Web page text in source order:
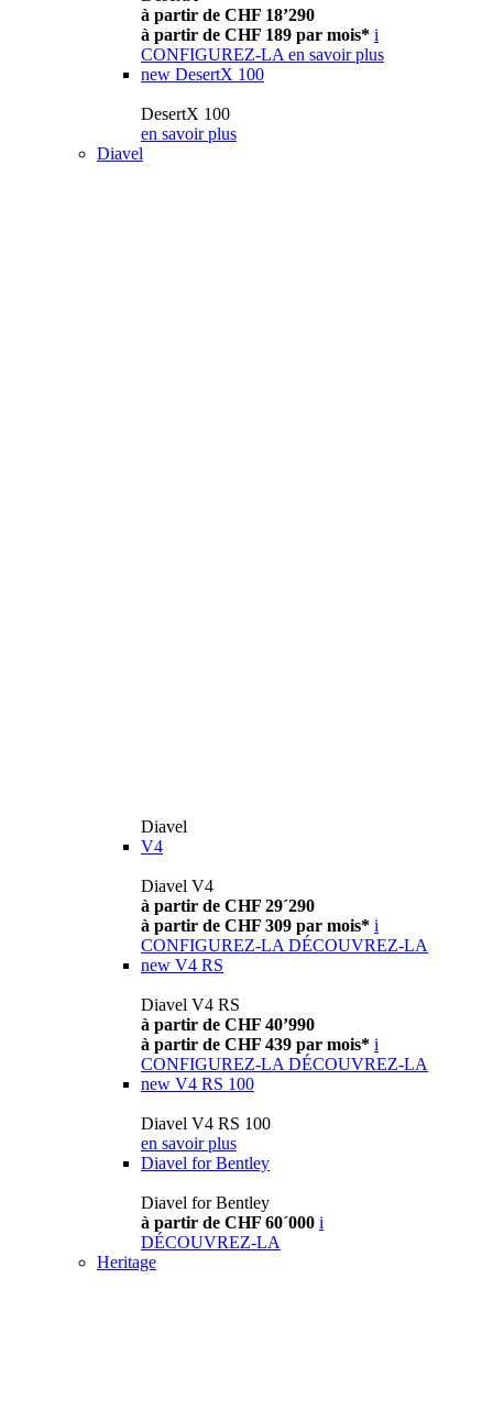
à partir de CHF 18’290
à partir de CHF 189 par mois* i
CONFIGUREZ-LA en savoir plus
new DesertX 100
DesertX 100
en savoir plus
Diavel
Diavel
V4
Diavel V4
à partir de CHF 29´290
à partir de CHF 309 par mois* i
CONFIGUREZ-LA DÉCOUVREZ-LA
new V4 RS
Diavel V4 RS
à partir de CHF 40’990
à partir de CHF 439 par mois* i
CONFIGUREZ-LA DÉCOUVREZ-LA
new V4 RS 100
Diavel V4 RS 100
en savoir plus
Diavel for Bentley
Diavel for Bentley
à partir de CHF 60´000 i
DÉCOUVREZ-LA
Heritage